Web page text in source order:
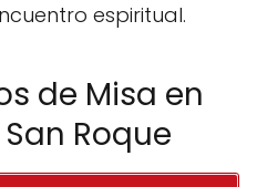
espiritual.
de Misa en
Roque